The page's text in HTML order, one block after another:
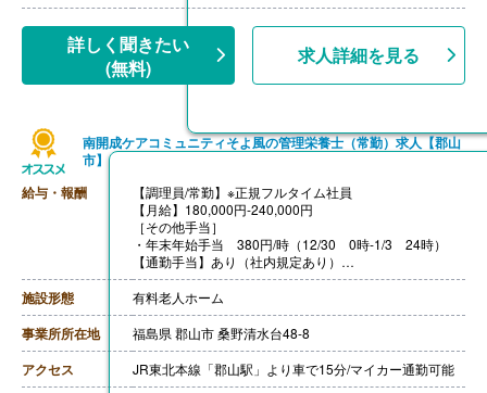
詳しく聞きたい
(無料)
求人詳細を見る
南開成ケアコミュニティそよ風の管理栄養士（常勤）求人【郡山
市】
給与・報酬
【調理員/常勤】※正規フルタイム社員
【月給】180,000円-240,000円
［その他手当］
・年末年始手当 380円/時（12/30 0時-1/3 24時）
【通勤手当】あり（社内規定あり）
【賞与】あり（年2回寸志）※業績による
【昇給】年1回（4月）
【特別報酬（年1回）】厨房職:平均267,000円（2025年6
月支給実績）
※職種、雇用形態、在籍期間、会社の業績等によって支
給額は異なる。
【退職金】なし
施設形態 有料老人ホーム
事業所所在地 福島県 郡山市 桑野清水台48-8
アクセス JR東北本線「郡山駅」より車で15分/マイカー通勤可能